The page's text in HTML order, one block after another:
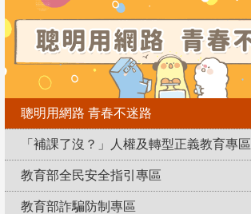
聰明用網路 青春不迷路
「補課了沒？」人權及轉型正義教育專區
教育部全民安全指引專區
教育部詐騙防制專區